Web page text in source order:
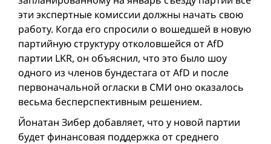
эти экспертные комиссии должны начать свою
работу. Когда его спросили о вошедшей в новую
партийную структуру отколовшейся от AfD
партии LKR, он объяснил, что это было шоу
одного из членов бундестага от AfD и после
первоначальной огласки в СМИ оно оказалось
весьма бесперспективным решением.
Йонатан Зибер добавляет, что у новой партии
будет финансовая поддержка от среднего